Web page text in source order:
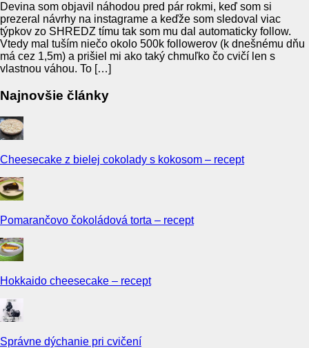
Devina som objavil náhodou pred pár rokmi, keď som si
prezeral návrhy na instagrame a keďže som sledoval viac
týpkov zo SHREDZ tímu tak som mu dal automaticky follow.
Vtedy mal tuším niečo okolo 500k followerov (k dnešnému dňu
má cez 1,5m) a prišiel mi ako taký chmuľko čo cvičí len s
vlastnou váhou. To […]
Najnovšie články
Cheesecake z bielej cokolady s kokosom – recept
Pomarančovo čokoládová torta – recept
Hokkaido cheesecake – recept
Správne dýchanie pri cvičení